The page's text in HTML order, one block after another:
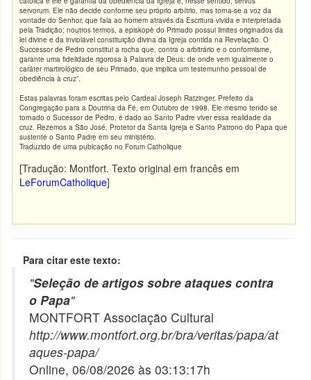
servorum. Ele não decide conforme seu próprio arbítrio, mas torna-se a voz da
vontade do Senhor, que fala ao homem através da Escritura vivida e interpretada
pela Tradição; noutros termos, a episkopè do Primado possui limites originados da
lei divine e da inviolável constituição divina da Igreja contida na Revelação. O
Successor de Pedro constitui a rocha que, contra o arbitrário e o conformisme,
garante uma fidelidade rigorosa à Palavra de Deus: de onde vem igualmente o
caráter martirológico de seu Primado, que implica um testemunho pessoal de
obediência à cruz”.
Estas palavras foram escritas pelo Cardeal Joseph Ratzinger, Prefeito da
Congregação para a Doutrina da Fé, em Outubro de 1998. Ele mesmo tendo se
tornado o Sucessor de Pedro, é dado ao Santo Padre viver essa realidade da
cruz. Rezemos a São José, Protetor da Santa Igreja e Santo Patrono do Papa que
sustente o Santo Padre em seu ministério.
Traduzido de uma publcação no Forum Catholique
[Tradução: Montfort. Texto original em francês em
LeForumCatholique]
Para citar este texto:
"Seleção de artigos sobre ataques contra
o Papa"
MONTFORT Associação Cultural
http://www.montfort.org.br/bra/veritas/papa/at
aques-papa/
Online, 06/08/2026 às 03:13:17h